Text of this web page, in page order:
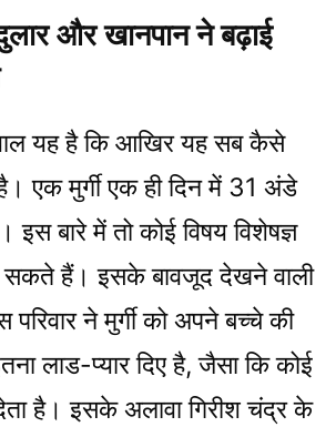
और खानपान ने बढ़ाई
यह है कि आखिर यह सब कैसे
एक मुर्गी एक ही दिन में 31 अंडे
बारे में तो कोई विषय विशेषज्ञ
सकते हैं। इसके बावजूद देखने वाली
परिवार ने मुर्गी को अपने बच्चे की
लाड-प्यार दिए है, जैसा कि कोई
है। इसके अलावा गिरीश चंद्र के